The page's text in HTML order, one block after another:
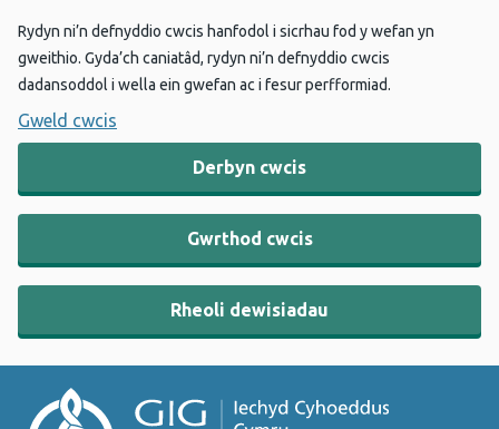
Rydyn ni’n defnyddio cwcis hanfodol i sicrhau fod y wefan yn
gweithio. Gyda’ch caniatâd, rydyn ni’n defnyddio cwcis
dadansoddol i wella ein gwefan ac i fesur perfformiad.
Gweld cwcis
Derbyn cwcis
Gwrthod cwcis
Rheoli dewisiadau